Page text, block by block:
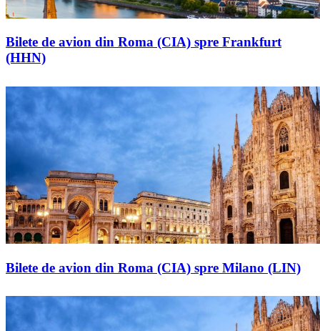
Bilete de avion din Roma (CIA) spre Frankfurt
(HHN)
Bilete de avion din Roma (CIA) spre Milano (LIN)